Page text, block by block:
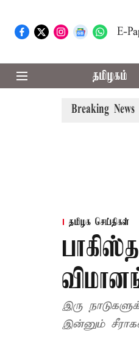
E-
தமிழகம்
Breaking News
நீதிமன்றம் பிடிவாராண்ட்
தமிழக செய்திகள்
இரு
இன்னும்